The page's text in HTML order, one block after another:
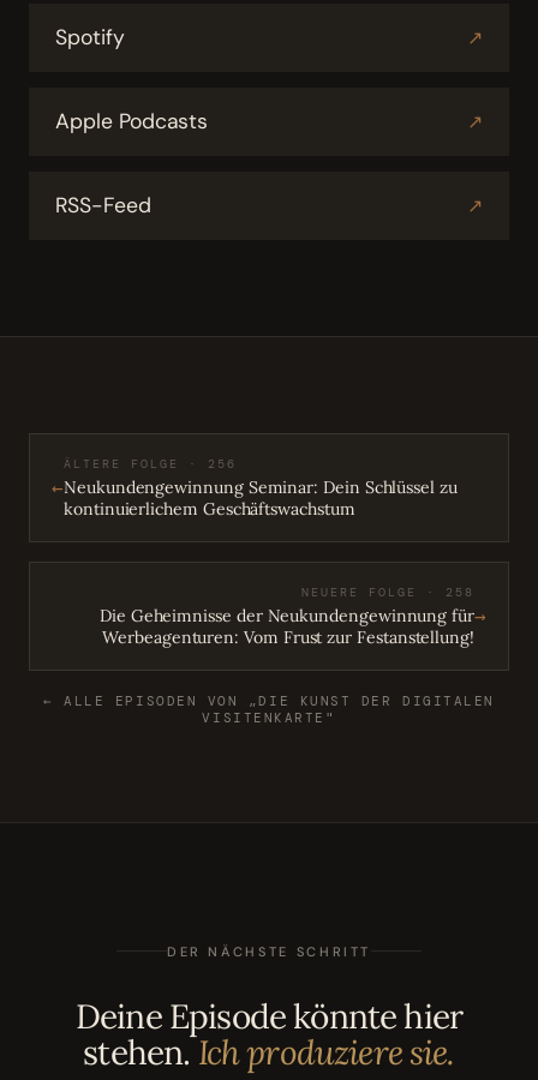
Spotify ↗
Apple Podcasts ↗
RSS-Feed ↗
←
ÄLTERE FOLGE · 256
Neukundengewinnung Seminar: Dein Schlüssel zu
kontinuierlichem Geschäftswachstum
NEUERE FOLGE · 258
Die Geheimnisse der Neukundengewinnung für
Werbeagenturen: Vom Frust zur Festanstellung!
→
← ALLE EPISODEN VON „DIE KUNST DER DIGITALEN
VISITENKARTE"
DER NÄCHSTE SCHRITT
Deine Episode könnte hier
stehen.Ich produziere sie.